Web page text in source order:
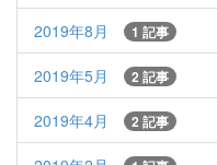
2019年8月 1 記事
2019年5月 2 記事
2019年4月 2 記事